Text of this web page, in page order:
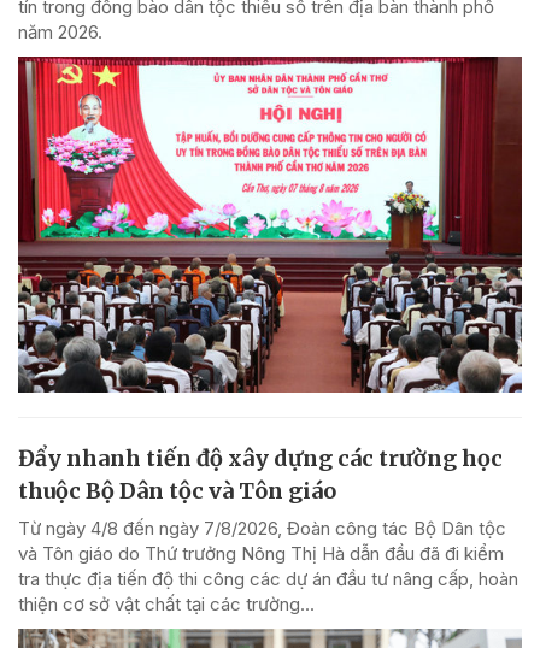
tín trong đồng bào dân tộc thiểu số trên địa bàn thành phố
năm 2026.
Đẩy nhanh tiến độ xây dựng các trường học
thuộc Bộ Dân tộc và Tôn giáo
Từ ngày 4/8 đến ngày 7/8/2026, Đoàn công tác Bộ Dân tộc
và Tôn giáo do Thứ trưởng Nông Thị Hà dẫn đầu đã đi kiểm
tra thực địa tiến độ thi công các dự án đầu tư nâng cấp, hoàn
thiện cơ sở vật chất tại các trường...